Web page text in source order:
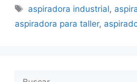
Etiquetas
aspiradora industrial,
aspiradora para taller,
Buscar: